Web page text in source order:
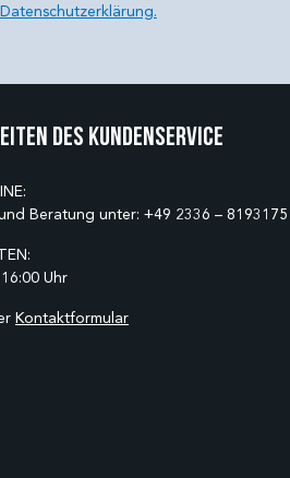
Datenschutzerklärung.
des Kundenservice
Beratung unter: +49 2336 – 8193175
Uhr
Kontaktformular